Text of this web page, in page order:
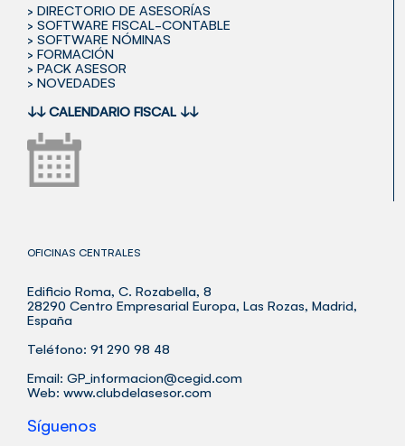
> DIRECTORIO DE ASESORÍAS
> SOFTWARE FISCAL-CONTABLE
> SOFTWARE NÓMINAS
> FORMACIÓN
> PACK ASESOR
> NOVEDADES
↓↓ CALENDARIO FISCAL ↓↓
OFICINAS CENTRALES
Edificio Roma, C. Rozabella, 8
28290 Centro Empresarial Europa, Las Rozas, Madrid,
España
Teléfono: 91 290 98 48
Email: GP_informacion@cegid.com
Web: www.clubdelasesor.com
Síguenos